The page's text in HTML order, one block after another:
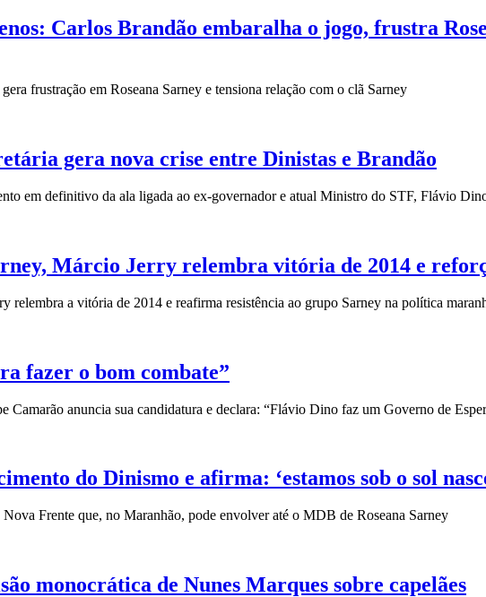
Carlos Brandão embaralha o jogo, frustra
frustração em Roseana Sarney e tensiona relação com o clã Sarney
gera nova crise entre Dinistas e Brandão
em definitivo da ala ligada ao ex-governador e atual Ministro do STF, Flávio
Márcio Jerry relembra vitória de 2014 e
relembra a vitória de 2014 e reafirma resistência ao grupo Sarney na política
fazer o bom combate”
Camarão anuncia sua candidatura e declara: “Flávio Dino faz um Governo de
do Dinismo e afirma: ‘estamos sob o sol
Frente que, no Maranhão, pode envolver até o MDB de Roseana Sarney
monocrática de Nunes Marques sobre capelães